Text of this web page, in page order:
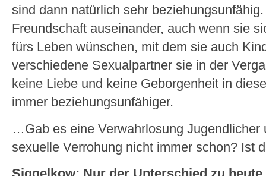
sind dann natürlich sehr
Freundschaft auseinander, auch wenn sie
fürs Leben wünschen, mit dem sie auch
verschiedene Sexualpartner sie in der
keine Liebe und keine Geborgenheit in
immer beziehungsunfähiger.
…Gab es eine Verwahrlosung Jugendlicher
sexuelle Verrohung nicht immer schon? Ist